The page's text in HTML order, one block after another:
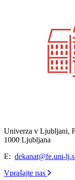
Univerza v Ljubljani,
1000 Ljubljana
E: dekanat@fe.uni-
Vprašajte nas